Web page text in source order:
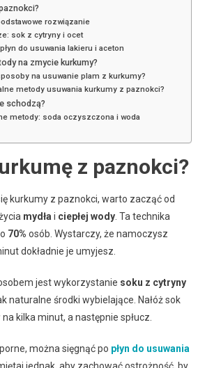
rozwiązanie
sok z cytryny i ocet
do usuwania lakieru i aceton
na zmycie kurkumy?
na usuwanie plam z kurkumy?
metody usuwania kurkumy z paznokci?
schodzą?
metody: soda oczyszczona i woda
z paznokci?
kurkumy z paznokci, warto zacząć od
mydłai ciepłej wody. Ta technika
70% osób. Wystarczy, że namoczysz
dokładnie je umyjesz.
jest wykorzystanie soku z cytryny
naturalne środki wybielające. Nałóż sok
kilka minut, a następnie spłucz.
można sięgnąć po płyn do usuwania